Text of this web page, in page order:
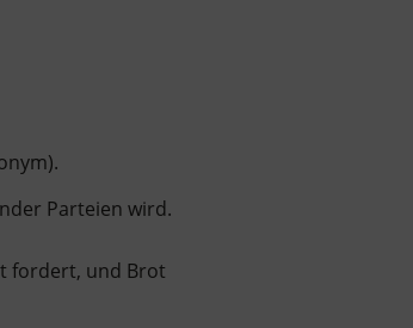
Parteien wird.
fordert, und Brot